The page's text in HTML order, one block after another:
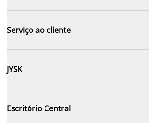
Serviço ao cliente
JYSK
Escritório Central